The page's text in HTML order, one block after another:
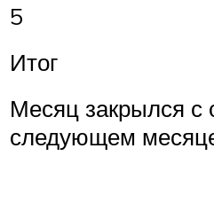
5
Итог
Месяц закрылся с
следующем